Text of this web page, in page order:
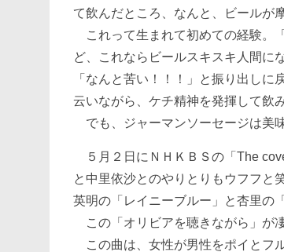
て飲んだところ、なんと、ビールが
これって生まれて初めての経験。
ど、これならビールスキスキ人間に
「なんと苦い！！！」と振り出し
云いながら、ケチ精神を発揮して飲
でも、ジャーマンソーセージは美
５月２日にＮＨＫＢＳの「The
と中里依沙とのやりとりもウフフと
英明の「レイニーブルー」と杏里の
この「オリビアを聴きながら」が
この曲は、女性が男性をポイとフ